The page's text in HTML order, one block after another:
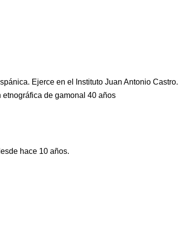
Ejerce en el Instituto Juan Antonio Castro.
de gamonal 40 años
hace 10 años.